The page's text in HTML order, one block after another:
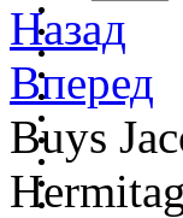
Назад
Вперед
Buys